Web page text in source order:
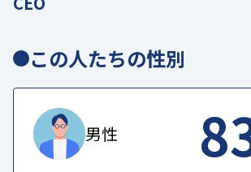
この人たちの性別
男性